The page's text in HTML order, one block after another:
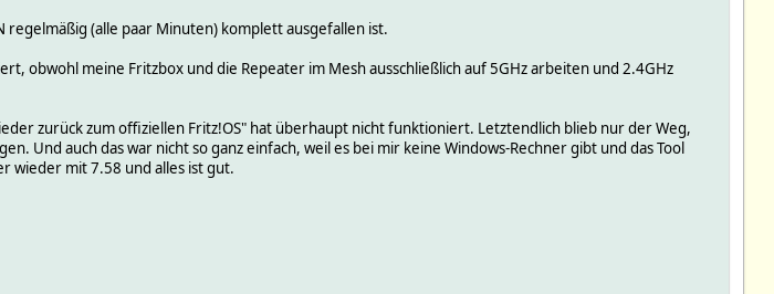
regelmäßig (alle paar Minuten) komplett ausgefallen ist.
obwohl meine Fritzbox und die Repeater im Mesh ausschließlich auf 5GHz arbeiten und 2.4GHz
zurück zum offiziellen Fritz!OS" hat überhaupt nicht funktioniert. Letztendlich blieb nur der Weg,
Und auch das war nicht so ganz einfach, weil es bei mir keine Windows-Rechner gibt und das Tool
wieder mit 7.58 und alles ist gut.